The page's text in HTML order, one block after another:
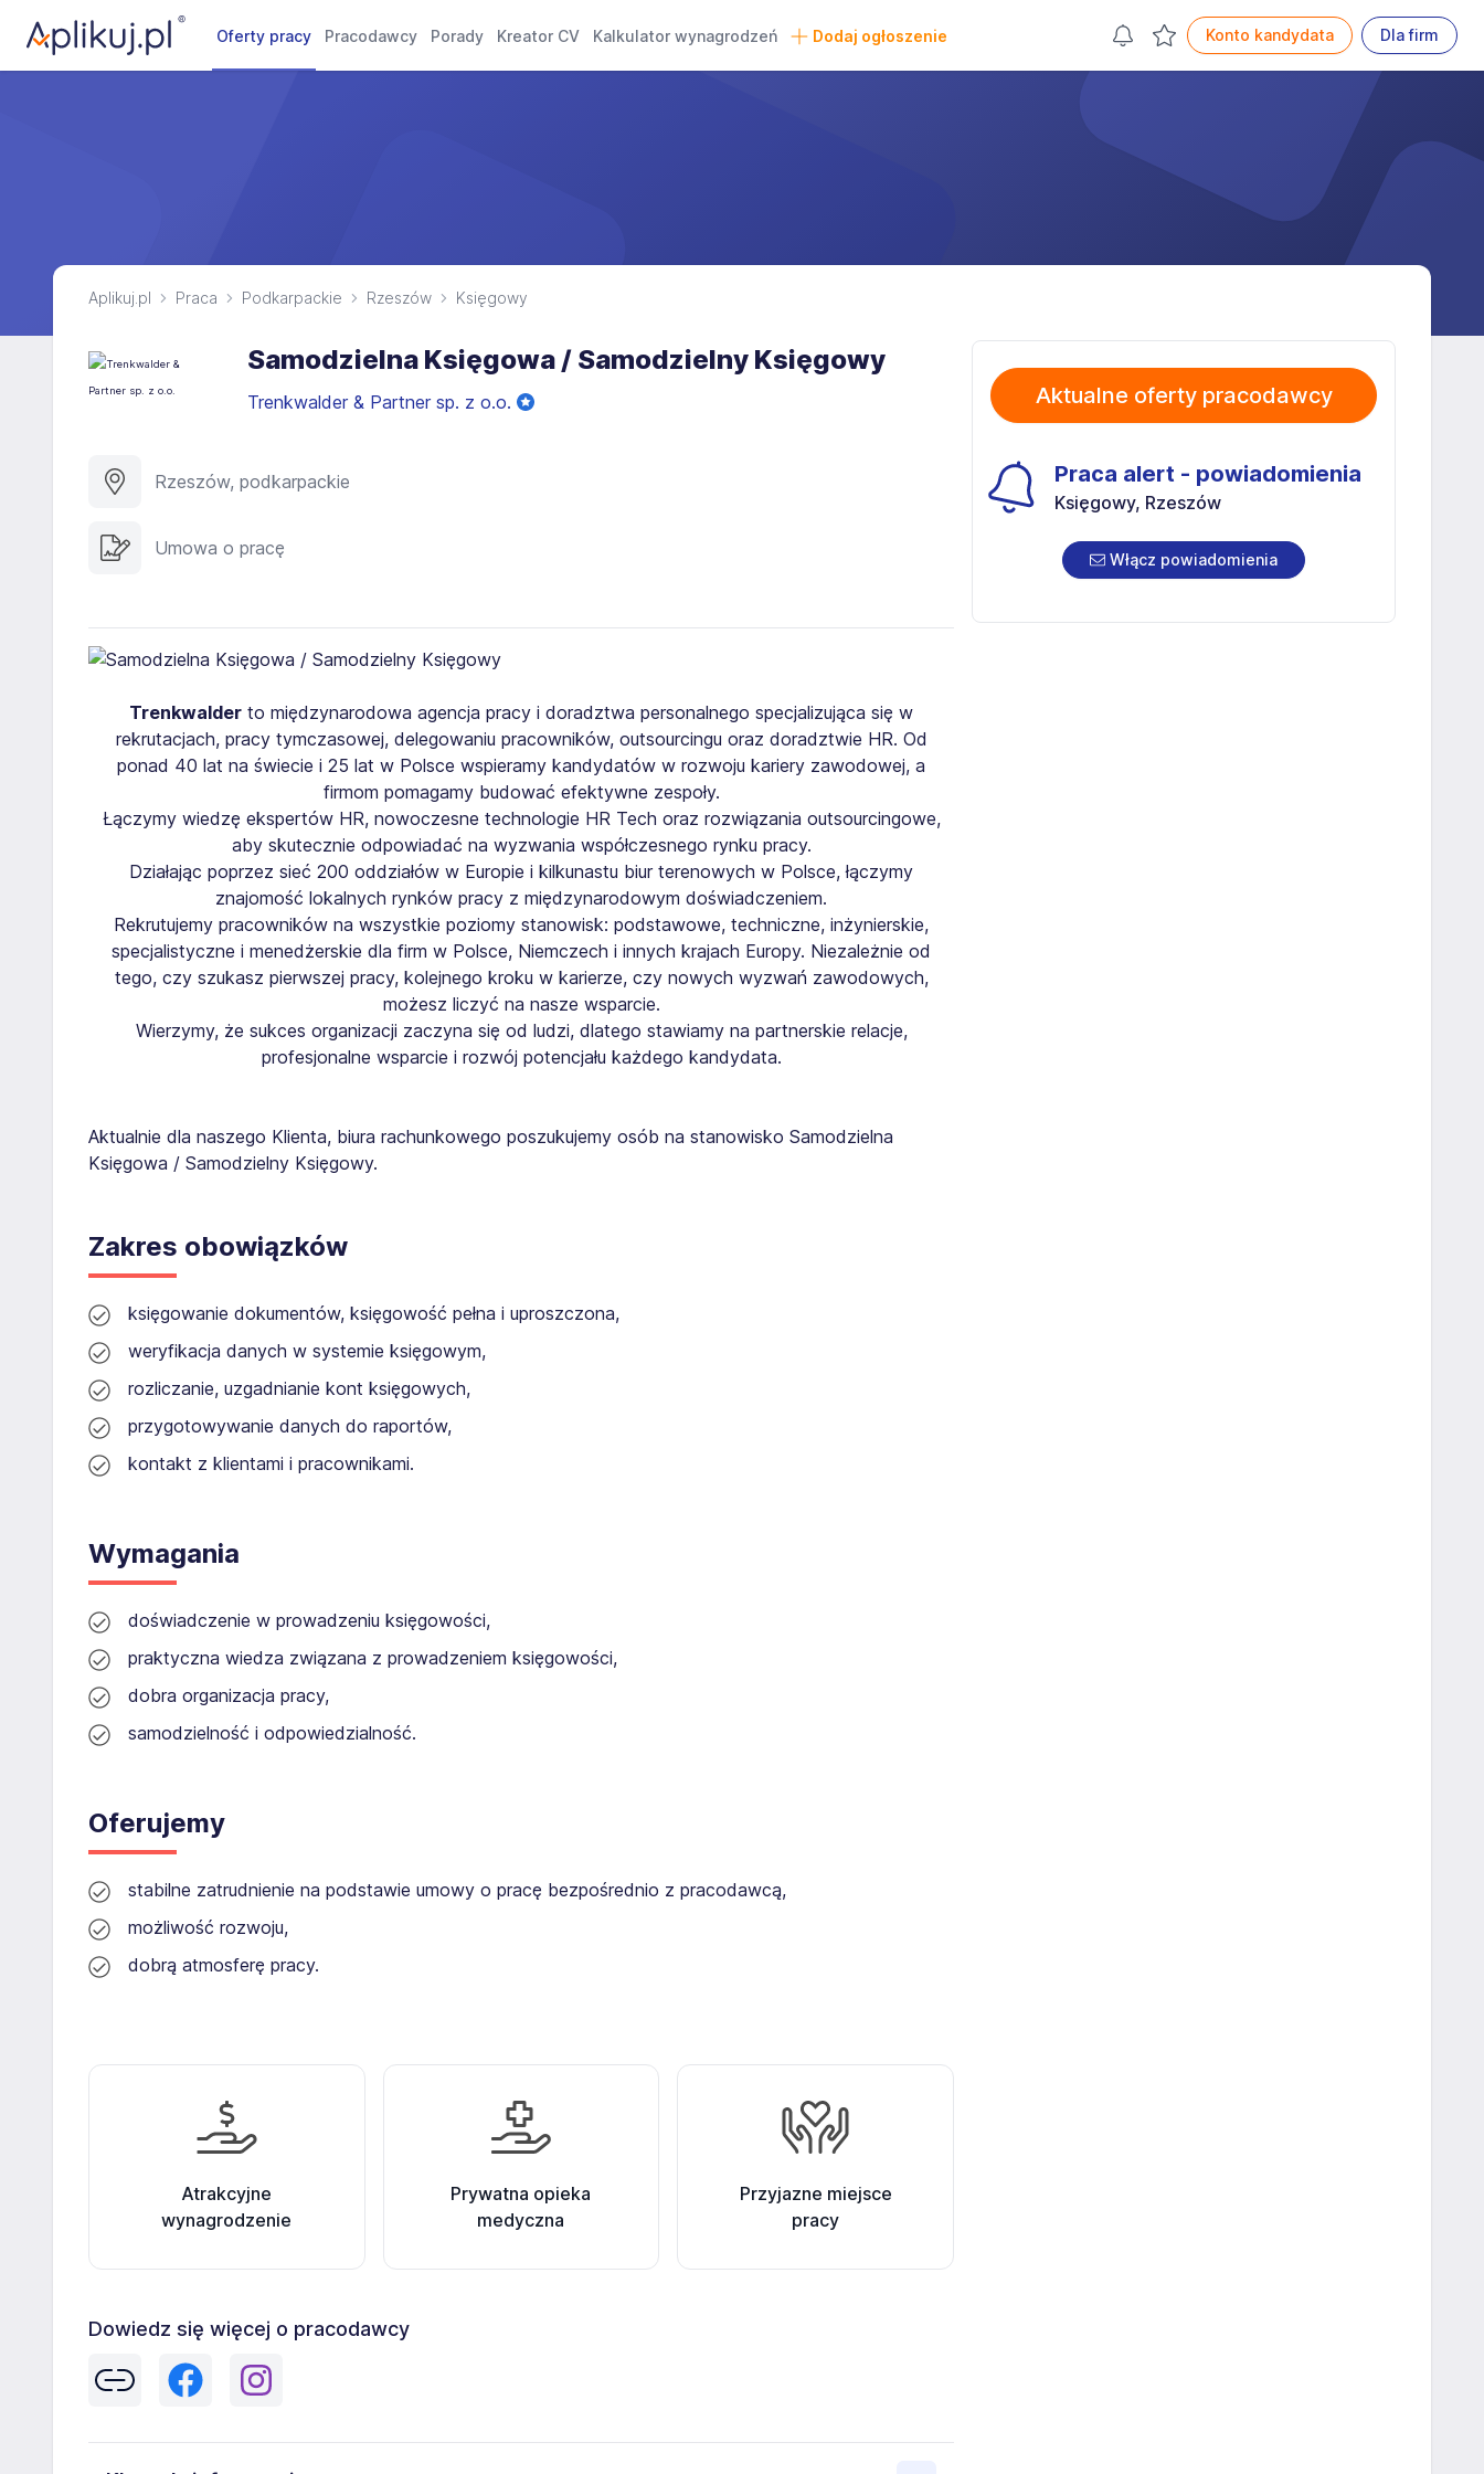
Oferty pracy Pracodawcy Porady Kreator CV Kalkulator wynagrodzeń Dodaj ogłoszenie Konto kandydata Dla firm
Aplikuj.pl Praca Podkarpackie Rzeszów Księgowy
Samodzielna Księgowa / Samodzielny Księgowy
Trenkwalder & Partner sp. z o.o.
Rzeszów, podkarpackie
Umowa o pracę
Trenkwalder to międzynarodowa agencja pracy i doradztwa personalnego specjalizująca się w
rekrutacjach, pracy tymczasowej, delegowaniu pracowników, outsourcingu oraz doradztwie HR. Od
ponad 40 lat na świecie i 25 lat w Polsce wspieramy kandydatów w rozwoju kariery zawodowej, a
firmom pomagamy budować efektywne zespoły.
Łączymy wiedzę ekspertów HR, nowoczesne technologie HR Tech oraz rozwiązania outsourcingowe,
aby skutecznie odpowiadać na wyzwania współczesnego rynku pracy.
Działając poprzez sieć 200 oddziałów w Europie i kilkunastu biur terenowych w Polsce, łączymy
znajomość lokalnych rynków pracy z międzynarodowym doświadczeniem.
Rekrutujemy pracowników na wszystkie poziomy stanowisk: podstawowe, techniczne, inżynierskie,
specjalistyczne i menedżerskie dla firm w Polsce, Niemczech i innych krajach Europy. Niezależnie od
tego, czy szukasz pierwszej pracy, kolejnego kroku w karierze, czy nowych wyzwań zawodowych,
możesz liczyć na nasze wsparcie.
Wierzymy, że sukces organizacji zaczyna się od ludzi, dlatego stawiamy na partnerskie relacje,
profesjonalne wsparcie i rozwój potencjału każdego kandydata.
Aktualnie dla naszego Klienta, biura rachunkowego poszukujemy osób na stanowisko Samodzielna
Księgowa / Samodzielny Księgowy.
Zakres obowiązków
księgowanie dokumentów, księgowość pełna i uproszczona,
weryfikacja danych w systemie księgowym,
rozliczanie, uzgadnianie kont księgowych,
przygotowywanie danych do raportów,
kontakt z klientami i pracownikami.
Wymagania
doświadczenie w prowadzeniu księgowości,
praktyczna wiedza związana z prowadzeniem księgowości,
dobra organizacja pracy,
samodzielność i odpowiedzialność.
Oferujemy
stabilne zatrudnienie na podstawie umowy o pracę bezpośrednio z pracodawcą,
możliwość rozwoju,
dobrą atmosferę pracy.
Atrakcyjne
wynagrodzenie
Prywatna opieka
medyczna
Przyjazne miejsce
pracy
Dowiedz się więcej o pracodawcy
Aktualne oferty pracodawcy
Praca alert - powiadomienia
Księgowy, Rzeszów
Włącz powiadomienia